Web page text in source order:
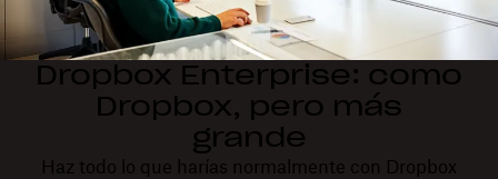
Dropbox Enterprise: como
Dropbox, pero más
grande
Haz todo lo que harías normalmente con Dropbox